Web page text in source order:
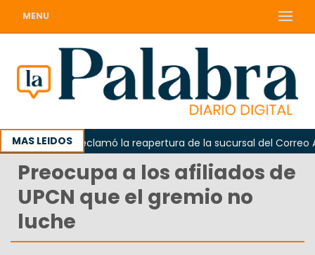
MENU
MAS LEIDOS
Odarda reclamó la reapertura de la sucursal del Correo
Preocupa a los afiliados de
UPCN que el gremio no
luche